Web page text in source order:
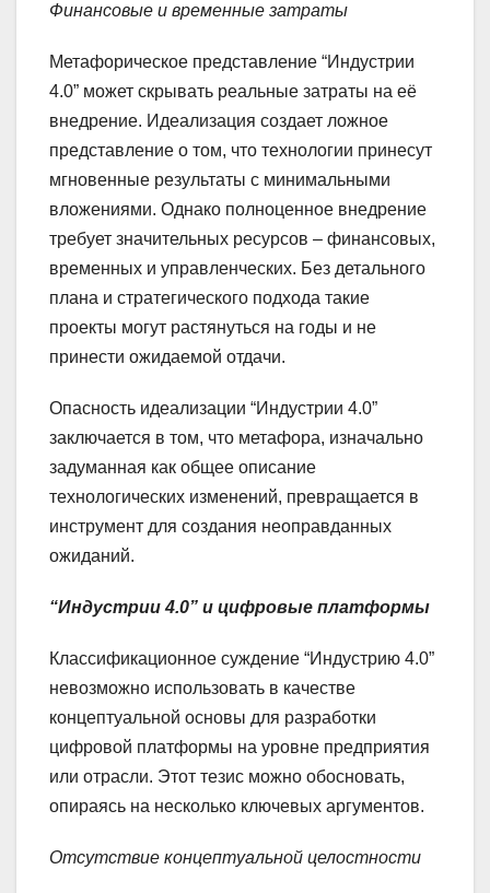
Финансовые и временные затраты
Метафорическое представление “Индустрии
4.0” может скрывать реальные затраты на её
внедрение. Идеализация создает ложное
представление о том, что технологии принесут
мгновенные результаты с минимальными
вложениями. Однако полноценное внедрение
требует значительных ресурсов – финансовых,
временных и управленческих. Без детального
плана и стратегического подхода такие
проекты могут растянуться на годы и не
принести ожидаемой отдачи.
Опасность идеализации “Индустрии 4.0”
заключается в том, что метафора, изначально
задуманная как общее описание
технологических изменений, превращается в
инструмент для создания неоправданных
ожиданий.
“Индустрии 4.0” и цифровые платформы
Классификационное суждение “Индустрию 4.0”
невозможно использовать в качестве
концептуальной основы для разработки
цифровой платформы на уровне предприятия
или отрасли. Этот тезис можно обосновать,
опираясь на несколько ключевых аргументов.
Отсутствие концептуальной целостности